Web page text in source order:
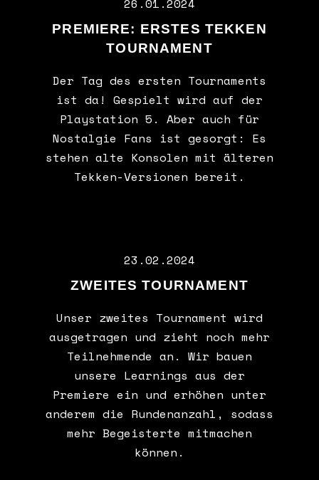
26.01.2024
PREMIERE: ERSTES TEKKEN
TOURNAMENT
Der Tag des ersten Tournaments
ist da! Gespielt wird auf der
Playstation 5. Aber auch für
Nostalgie Fans ist gesorgt: Es
stehen alte Konsolen mit älteren
Tekken-Versionen bereit.
23.02.2024
ZWEITES TOURNAMENT
Unser zweites Tournament wird
ausgetragen und zieht noch mehr
Teilnehmende an. Wir bauen
unsere Learnings aus der
Premiere ein und erhöhen unter
anderem die Rundenanzahl, sodass
mehr Begeisterte mitmachen
können.